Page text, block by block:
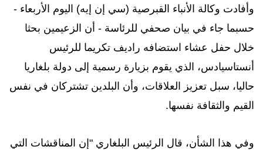
وأفادت وكالة الأنباء القبرصية (سي إن إيه) اليوم الأربعاء -
حسبما جاء في بيان صحفي للرئاسة - أن الزعيمين بحثا
خلال حفل عشاء استضافه راديف تكريما للرئيس
أنستاسيادس، الذي يقوم بزيارة رسمية إلى دولة بلغاريا
حاليا، سبل تعزيز العلاقات، وأن البلدين تشتركان في نفس
القيم والثقافة نفسها.
وفي هذا الشأن، قال الرئيس البلغاري "إن المناقشات التي